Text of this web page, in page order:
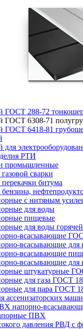
ГОСТ 288-72
ГОСТ 6308-71
ГОСТ 6418-81
для
РТИ
промышленные
сварки
перекачки битума
бензина,
с нитяным
для воды
пищевые
для воды горячей
всасывающие
всасывающие для
всасывающие
всасывающие для
штукатурные
для газа ГОСТ
для пара ГОСТ
ассенизаторских
напорно-
ПВХ
давления РВД с